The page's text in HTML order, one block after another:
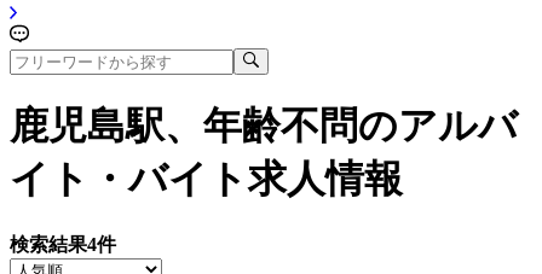
鹿児島駅、年齢不問のアルバ
イト・バイト求人情報
検索結果4件